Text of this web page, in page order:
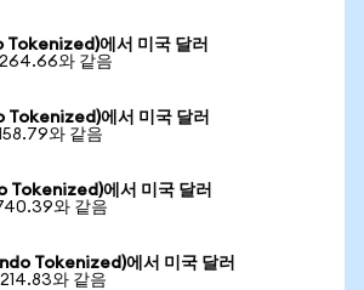
에서 미국 달러
와 같음
에서 미국 달러
와 같음
에서 미국 달러
와 같음
Tokenized)에서 미국 달러
와 같음